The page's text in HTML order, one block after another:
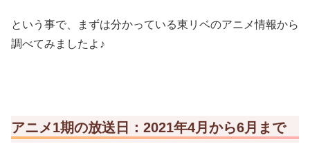
という事で、まずは分かっている東リベのアニメ情報から
調べてみましたよ♪
アニメ1期の放送日：2021年4月から6月まで